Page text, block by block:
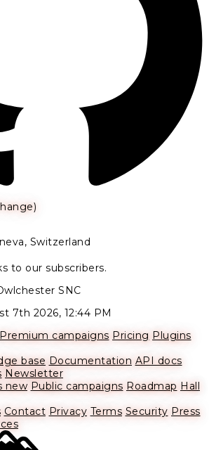
Switzerland
to our subscribers.
SNC
7th 2026, 12:44 PM
Premium campaigns Pricing Plugins
base Documentation API docs
Newsletter
new Public campaigns Roadmap Hall
Contact Privacy Terms Security Press